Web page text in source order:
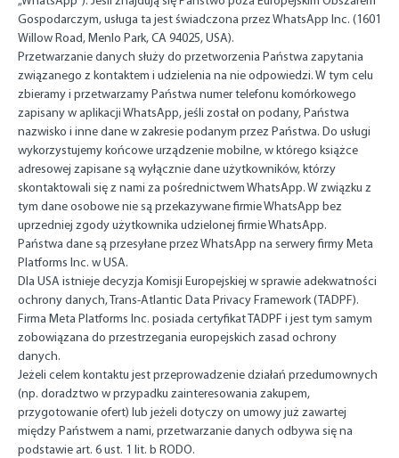
Gospodarczym, usługa ta jest świadczona przez WhatsApp Inc. (1601
Willow Road, Menlo Park, CA 94025, USA).
Przetwarzanie danych służy do przetworzenia Państwa zapytania
związanego z kontaktem i udzielenia na nie odpowiedzi. W tym celu
zbieramy i przetwarzamy Państwa numer telefonu komórkowego
zapisany w aplikacji WhatsApp, jeśli został on podany, Państwa
nazwisko i inne dane w zakresie podanym przez Państwa. Do usługi
wykorzystujemy końcowe urządzenie mobilne, w którego książce
adresowej zapisane są wyłącznie dane użytkowników, którzy
skontaktowali się z nami za pośrednictwem WhatsApp. W związku z
tym dane osobowe nie są przekazywane firmie WhatsApp bez
uprzedniej zgody użytkownika udzielonej firmie WhatsApp.
Państwa dane są przesyłane przez WhatsApp na serwery firmy Meta
Platforms Inc. w USA.
Dla USA istnieje decyzja Komisji Europejskiej w sprawie adekwatności
ochrony danych, Trans-Atlantic Data Privacy Framework (TADPF).
Firma Meta Platforms Inc. posiada certyfikat TADPF i jest tym samym
zobowiązana do przestrzegania europejskich zasad ochrony
danych.
Jeżeli celem kontaktu jest przeprowadzenie działań przedumownych
(np. doradztwo w przypadku zainteresowania zakupem,
przygotowanie ofert) lub jeżeli dotyczy on umowy już zawartej
między Państwem a nami, przetwarzanie danych odbywa się na
podstawie art. 6 ust. 1 lit. b RODO.